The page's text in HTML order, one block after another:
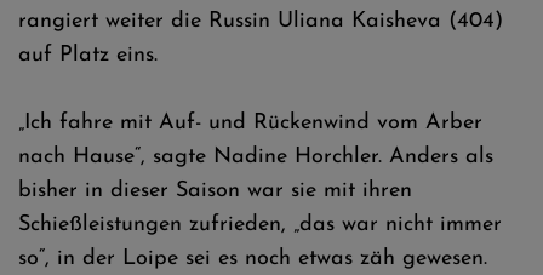
rangiert weiter die Russin Uliana Kaisheva (404)
auf Platz eins.
„Ich fahre mit Auf- und Rückenwind vom Arber
nach Hause“, sagte Nadine Horchler. Anders als
bisher in dieser Saison war sie mit ihren
Schießleistungen zufrieden, „das war nicht immer
so“, in der Loipe sei es noch etwas zäh gewesen.